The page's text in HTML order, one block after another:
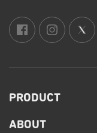
PRODUCT
ABOUT